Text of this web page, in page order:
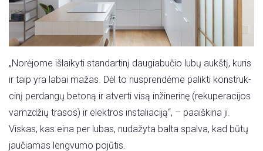
„Norėjome išlaikyti standartinį daugiabučio lubų aukštį, kuris
ir taip yra labai mažas. Dėl to nusprendėme palikti konstruk-
cinį perdangų betoną ir atverti visą inžinerinę (rekuperacijos
vamzdžių trasos) ir elektros instaliaciją“, – paaiškina ji.
Viskas, kas eina per lubas, nudažyta balta spalva, kad būtų
jaučiamas lengvumo pojūtis.